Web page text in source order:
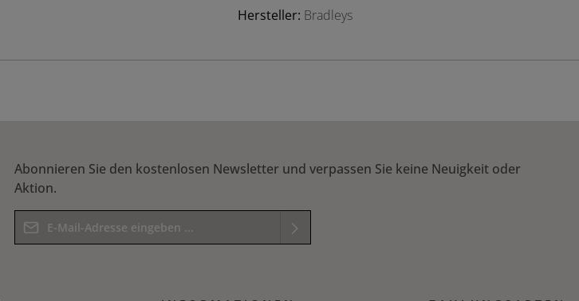
Hersteller: Bradleys
Abonnieren Sie den kostenlosen Newsletter und verpassen Sie keine Neuigkeit oder
Aktion.
E-Mail-Adresse*